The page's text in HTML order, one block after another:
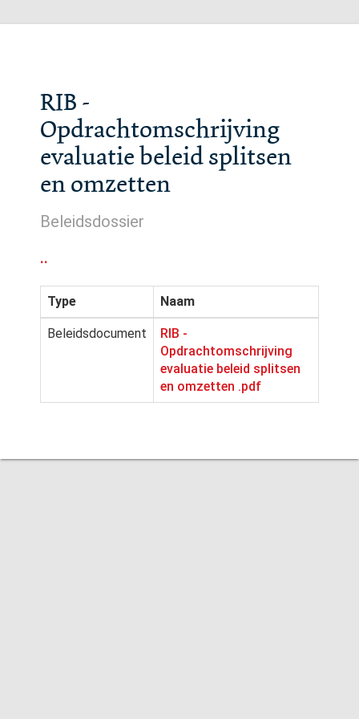
RIB -
Opdrachtomschrijving
evaluatie beleid splitsen
en omzetten
Beleidsdossier
..
Type Naam
Beleidsdocument
RIB -
Opdrachtomschrijving
evaluatie beleid splitsen
en omzetten .pdf